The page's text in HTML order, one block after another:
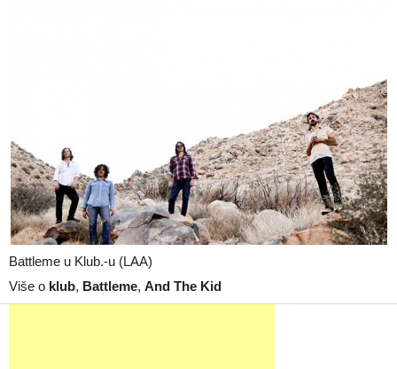
Battleme u Klub.-u (LAA)
Više o klub, Battleme, And The Kid